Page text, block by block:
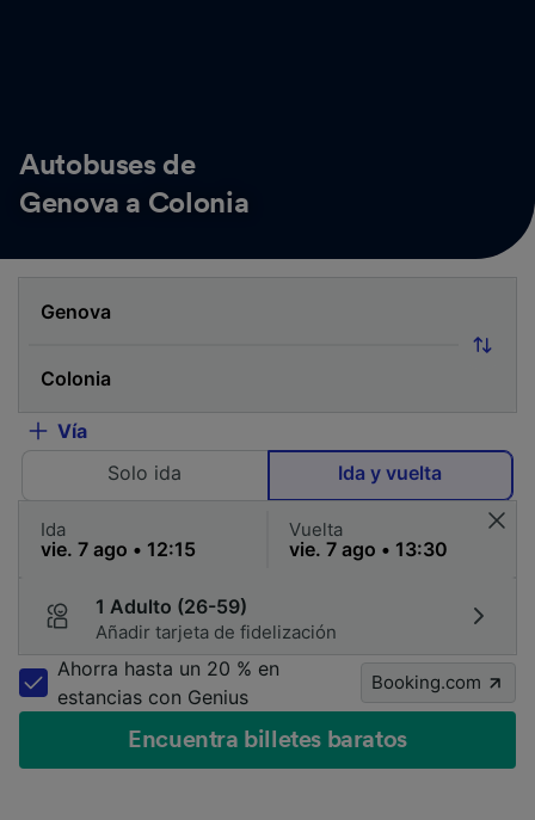
Autobuses de
Genova a Colonia
Vía
Solo ida
Ida y vuelta
Ida Vuelta
1 Adulto (26-59)
Añadir tarjeta de fidelización
Ahorra hasta un 20 % en
estancias con Genius
Booking.com
Encuentra billetes baratos